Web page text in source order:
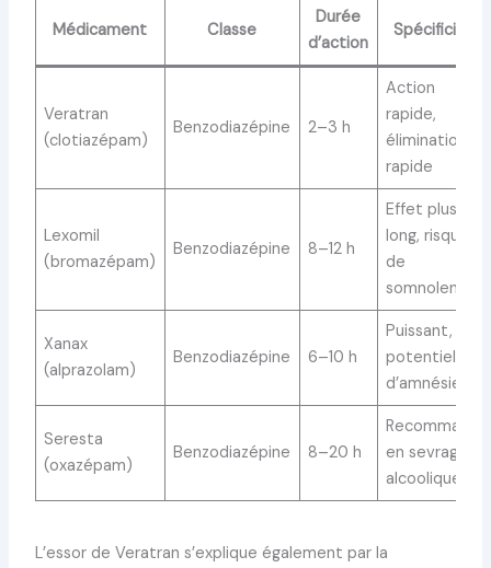
Médicament Classe
Durée
d’action
Spécificités
Veratran
(clotiazépam)
Benzodiazépine 2–3 h
Action
rapide,
élimination
rapide
Lexomil
(bromazépam)
Benzodiazépine 8–12 h
Effet plus
long, risque
de
somnolence
Xanax
(alprazolam)
Benzodiazépine 6–10 h
Puissant,
potentiel
d’amnésie
Seresta
(oxazépam)
Benzodiazépine 8–20 h
Recommandé
en sevrage
alcoolique
L’essor de Veratran s’explique également par la